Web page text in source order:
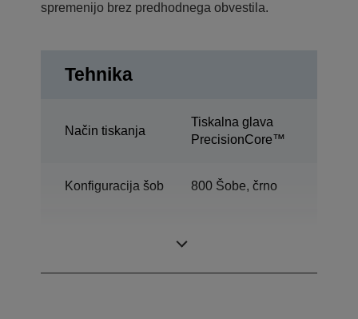
spremenijo brez predhodnega obvestila.
Tehnika
Način tiskanja
Tiskalna glava
PrecisionCore™
Konfiguracija šob 800 Šobe, črno